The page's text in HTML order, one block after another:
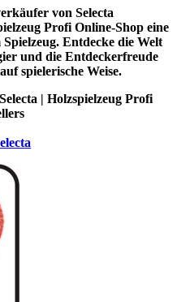
von Selecta
Profi Online-Shop eine
Entdecke die Welt
und die Entdeckerfreude
spielerische Weise.
| Holzspielzeug Profi